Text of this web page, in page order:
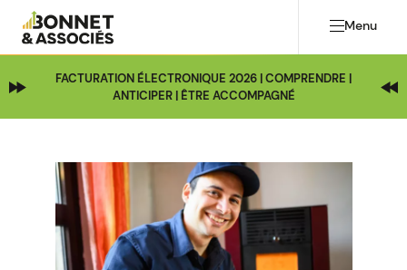
Menu
FACTURATION ÉLECTRONIQUE 2026 | COMPRENDRE |
ANTICIPER | ÊTRE ACCOMPAGNÉ